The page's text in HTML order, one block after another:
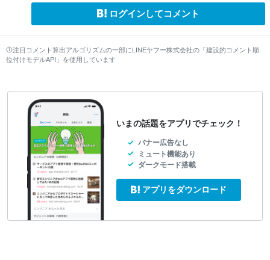
ログインしてコメント
注目コメント算出アルゴリズムの一部にLINEヤフー株式会社の「建設的コメント順
位付けモデルAPI」を使用しています
いまの話題をアプリでチェック！
バナー広告なし
ミュート機能あり
ダークモード搭載
アプリをダウンロード